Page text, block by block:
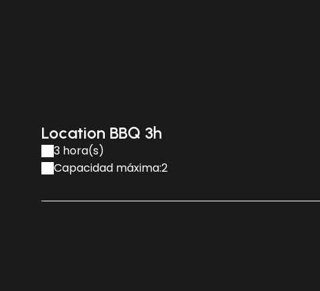
Location BBQ 3h
3 hora(s)
Capacidad máxima:2